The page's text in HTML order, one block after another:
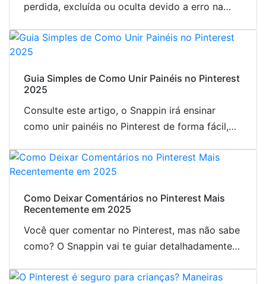
perdida, excluída ou oculta devido a erro na
recuperação!
Guia Simples de Como Unir Painéis no Pinterest
2025
Consulte este artigo, o Snappin irá ensinar
como unir painéis no Pinterest de forma fácil,
maneira mais eficaz. Acompanhe agora!
Como Deixar Comentários no Pinterest Mais
Recentemente em 2025
Você quer comentar no Pinterest, mas não sabe
como? O Snappin vai te guiar detalhadamente
rápida.